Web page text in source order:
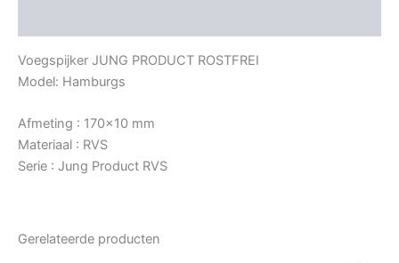
Voegspijker JUNG PRODUCT ROSTFREI
Model: Hamburgs
Afmeting : 170×10 mm
Materiaal : RVS
Serie : Jung Product RVS
Gerelateerde producten